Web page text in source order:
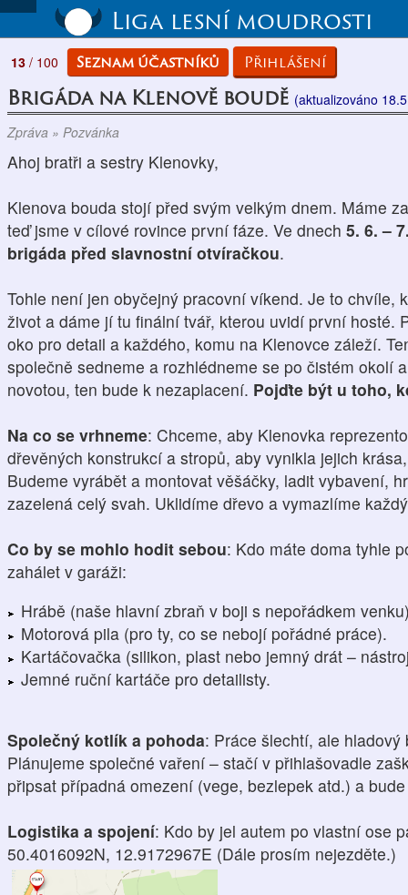
Liga lesní moudrosti
13 / 100 Seznam účastníků Přihlášení
Brigáda na Klenově boudě (aktualizováno
Zpráva » Pozvánka
Ahoj bratři a sestry Klenovky,
Klenova bouda stojí před svým velkým dnem. Máme
teď jsme v cílové rovince první fáze. Ve dnech 5. 6. –
brigáda před slavnostní otvíračkou.
Tohle není jen obyčejný pracovní víkend. Je to chvíle,
život a dáme jí tu finální tvář, kterou uvidí první hosté.
oko pro detail a každého, komu na Klenovce záleží.
společně sedneme a rozhlédneme se po čistém okolí
novotou, ten bude k nezaplacení. Pojďte být u toho,
Na co se vrhneme: Chceme, aby Klenovka
dřevěných konstrukcí a stropů, aby vynikla jejich
Budeme vyrábět a montovat věšáčky, ladit vybavení,
zazelená celý svah. Uklidíme dřevo a vymazlíme
Co by se mohlo hodit sebou: Kdo máte doma tyhle
zahálet v garáži:
Hrábě (naše hlavní zbraň v boji s nepořádkem
Motorová pila (pro ty, co se nebojí pořádné práce).
Kartáčovačka (silikon, plast nebo jemný drát –
Jemné ruční kartáče pro detailisty.
Společný kotlík a pohoda: Práce šlechtí, ale
Plánujeme společné vaření – stačí v přihlašovadle
připsat případná omezení (vege, bezlepek atd.) a
Logistika a spojení: Kdo by jel autem po vlastní ose
50.4016092N, 12.9172967E (Dále prosím nejezděte.)